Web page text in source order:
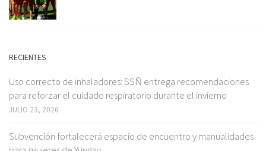
RECIENTES
Uso correcto de inhaladores: SSÑ entrega recomendaciones
para reforzar el cuidado respiratorio durante el invierno
JULIO 23, 2026
Subvención fortalecerá espacio de encuentro y manualidades